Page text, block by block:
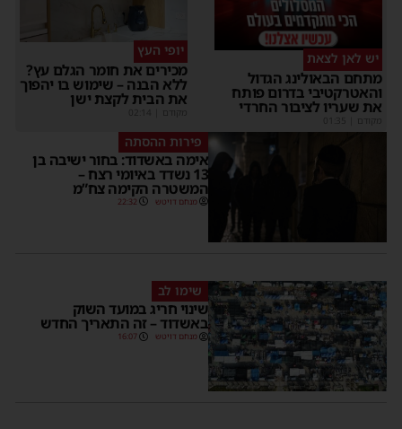
יש לאן לצאת
מתחם הבאולינג הגדול
והאטרקטיבי בדרום פותח
את שעריו לציבור החרדי
מקודם
יופי העץ
מכירים את חומר הגלם עץ?
ללא הבנה – שימוש בו יהפוך
את הבית לקצת ישן
מקודם
פירות ההסתה
אימה באשדוד: בחור ישיבה בן
13 נשדד באיומי רצח –
המשטרה הקימה צח”מ
מנחם דויטש 22:32
שימו לב
שינוי חריג במועד השוק
באשדוד – זה התאריך החדש
מנחם דויטש 16:07